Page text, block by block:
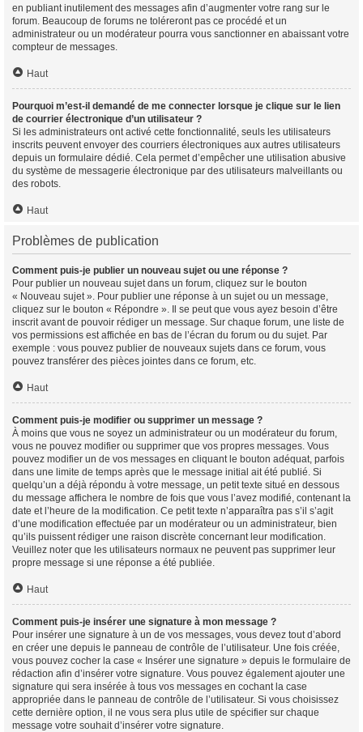
en publiant inutilement des messages afin d’augmenter votre rang sur le
forum. Beaucoup de forums ne toléreront pas ce procédé et un
administrateur ou un modérateur pourra vous sanctionner en abaissant votre
compteur de messages.
Haut
Pourquoi m’est-il demandé de me connecter lorsque je clique sur le lien
de courrier électronique d’un utilisateur ?
Si les administrateurs ont activé cette fonctionnalité, seuls les utilisateurs
inscrits peuvent envoyer des courriers électroniques aux autres utilisateurs
depuis un formulaire dédié. Cela permet d’empêcher une utilisation abusive
du système de messagerie électronique par des utilisateurs malveillants ou
des robots.
Haut
Problèmes de publication
Comment puis-je publier un nouveau sujet ou une réponse ?
Pour publier un nouveau sujet dans un forum, cliquez sur le bouton
« Nouveau sujet ». Pour publier une réponse à un sujet ou un message,
cliquez sur le bouton « Répondre ». Il se peut que vous ayez besoin d’être
inscrit avant de pouvoir rédiger un message. Sur chaque forum, une liste de
vos permissions est affichée en bas de l’écran du forum ou du sujet. Par
exemple : vous pouvez publier de nouveaux sujets dans ce forum, vous
pouvez transférer des pièces jointes dans ce forum, etc.
Haut
Comment puis-je modifier ou supprimer un message ?
À moins que vous ne soyez un administrateur ou un modérateur du forum,
vous ne pouvez modifier ou supprimer que vos propres messages. Vous
pouvez modifier un de vos messages en cliquant le bouton adéquat, parfois
dans une limite de temps après que le message initial ait été publié. Si
quelqu’un a déjà répondu à votre message, un petit texte situé en dessous
du message affichera le nombre de fois que vous l’avez modifié, contenant la
date et l’heure de la modification. Ce petit texte n’apparaîtra pas s’il s’agit
d’une modification effectuée par un modérateur ou un administrateur, bien
qu’ils puissent rédiger une raison discrète concernant leur modification.
Veuillez noter que les utilisateurs normaux ne peuvent pas supprimer leur
propre message si une réponse a été publiée.
Haut
Comment puis-je insérer une signature à mon message ?
Pour insérer une signature à un de vos messages, vous devez tout d’abord
en créer une depuis le panneau de contrôle de l’utilisateur. Une fois créée,
vous pouvez cocher la case « Insérer une signature » depuis le formulaire de
rédaction afin d’insérer votre signature. Vous pouvez également ajouter une
signature qui sera insérée à tous vos messages en cochant la case
appropriée dans le panneau de contrôle de l’utilisateur. Si vous choisissez
cette dernière option, il ne vous sera plus utile de spécifier sur chaque
message votre souhait d’insérer votre signature.